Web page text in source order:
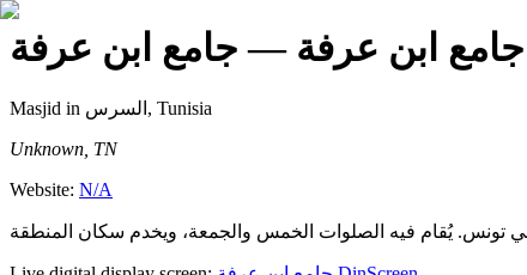
جامع ابن عرفة — جامع ابن عرفة
Masjid
in السرس, Tunisia
Unknown, TN
Website: N/A